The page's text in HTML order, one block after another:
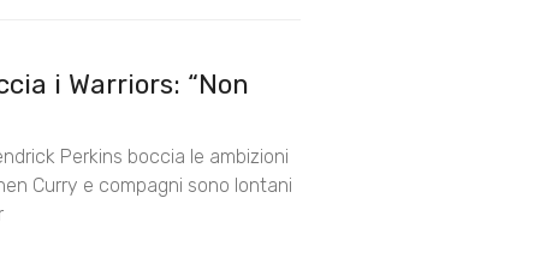
i Warriors: “Non
Perkins boccia le ambizioni
Curry e compagni sono lontani